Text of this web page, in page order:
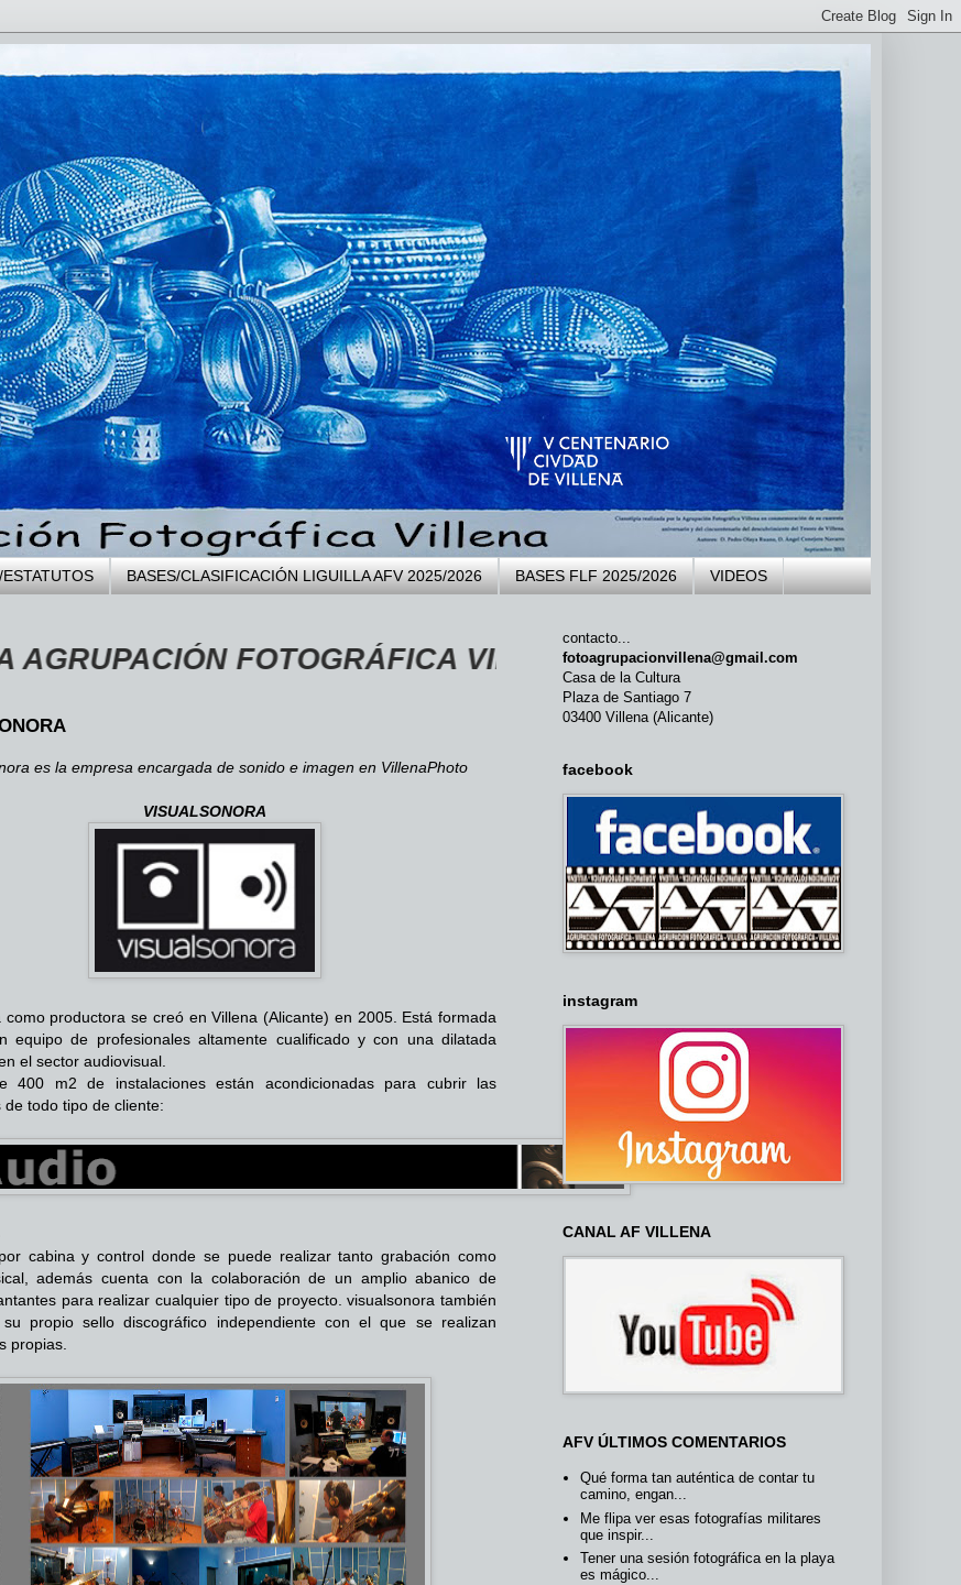
BASES/CLASIFICACIÓN LIGUILLA AFV 2025/2026 BASES FLF 2025/2026 VIDEOS
FOTOGRÁFICA VILLENA fundada en 1973 ...
es la empresa encargada de sonido e imagen en VillenaPhoto
VISUALSONORA
como productora se creó en Villena (Alicante) en 2005. Está formada
equipo de profesionales altamente cualificado y con una dilatada
el sector audiovisual.
400 m2 de instalaciones están acondicionadas para cubrir las
de todo tipo de cliente:
cabina y control donde se puede realizar tanto grabación como
además cuenta con la colaboración de un amplio abanico de
para realizar cualquier tipo de proyecto. visualsonora también
propio sello discográfico independiente con el que se realizan
propias.
contacto...
fotoagrupacionvillena@gmail.com
Casa de la Cultura
Plaza de Santiago 7
03400 Villena (Alicante)
facebook
instagram
CANAL AF VILLENA
AFV ÚLTIMOS COMENTARIOS
Qué forma tan auténtica de contar tu
camino, engan...
Me flipa ver esas fotografías militares
que inspir...
Tener una sesión fotográfica en la playa
es mágico...